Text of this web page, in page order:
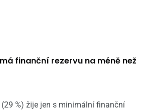
finanční rezervu na méně než
%) žije jen s minimální finanční